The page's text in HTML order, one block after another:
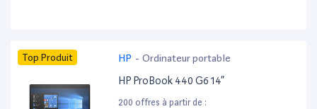
Top Produit HP - Ordinateur portable
HP ProBook 440 G6 14”
200 offres à partir de :